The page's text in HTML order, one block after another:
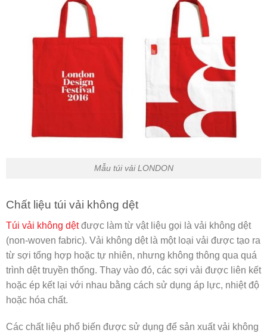
Mẫu túi vải LONDON
Chất liệu túi vải không dệt
Túi vải không dệtđược làm từ vật liệu gọi là vải không dệt
(non-woven fabric). Vải không dệt là một loại vải được tạo ra
từ sợi tổng hợp hoặc tự nhiên, nhưng không thông qua quá
trình dệt truyền thống. Thay vào đó, các sợi vải được liên kết
hoặc ép kết lại với nhau bằng cách sử dụng áp lực, nhiệt độ
hoặc hóa chất.
Các chất liệu phổ biến được sử dụng để sản xuất vải không